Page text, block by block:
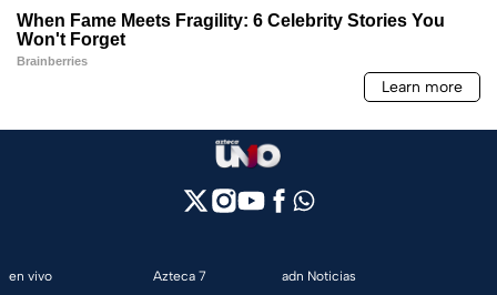
en vivo
Azteca 7
adn Noticias